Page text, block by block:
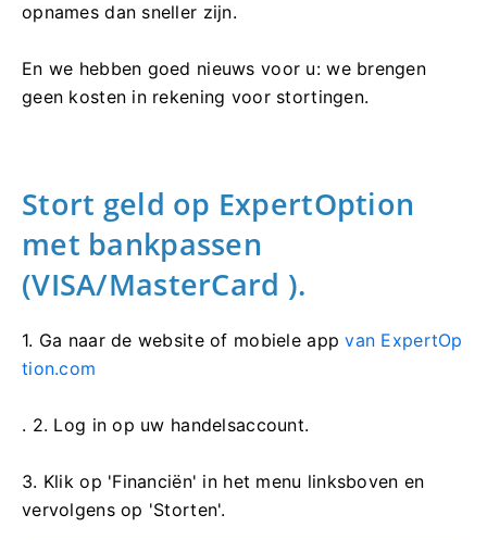
opnames dan sneller zijn.
En we hebben goed nieuws voor u: we brengen
geen kosten in rekening voor stortingen.
Stort geld op ExpertOption
met bankpassen
(VISA/MasterCard ).
1. Ga naar de website of mobiele appvan ExpertOp
tion.com
. 2. Log in op uw handelsaccount.
3. Klik op 'Financiën' in het menu linksboven en
vervolgens op 'Storten'.